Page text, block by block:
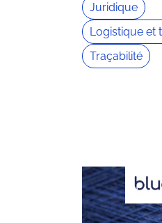
Juridique
Logistique et
Traçabilité